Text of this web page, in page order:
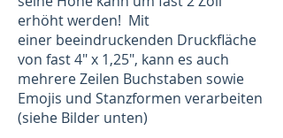
erhöht werden! Mit
einer beeindruckenden Druckfläche
von fast 4" x 1,25", kann es auch
mehrere Zeilen Buchstaben sowie
Emojis und Stanzformen verarbeiten
(siehe Bilder unten)